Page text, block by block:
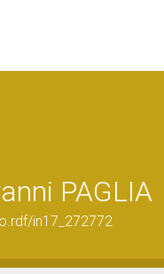
PAGLIA
in17_272772